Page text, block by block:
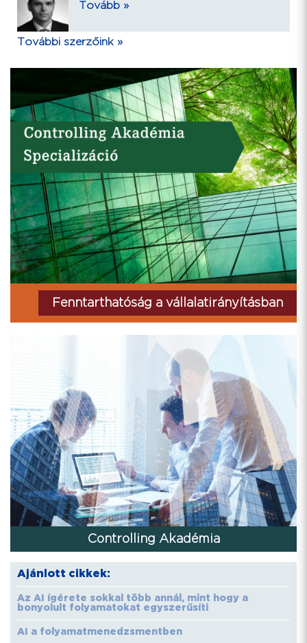
Tovább »
További szerzőink »
Fenntarthatóság a vállalatirányításban
Controlling Akadémia
Ajánlott cikkek:
Az AI ígérete sokkal több annál, mint hogy a
bonyolult folyamatokat egyszerűsíti
AI a folyamatmenedzsmentben